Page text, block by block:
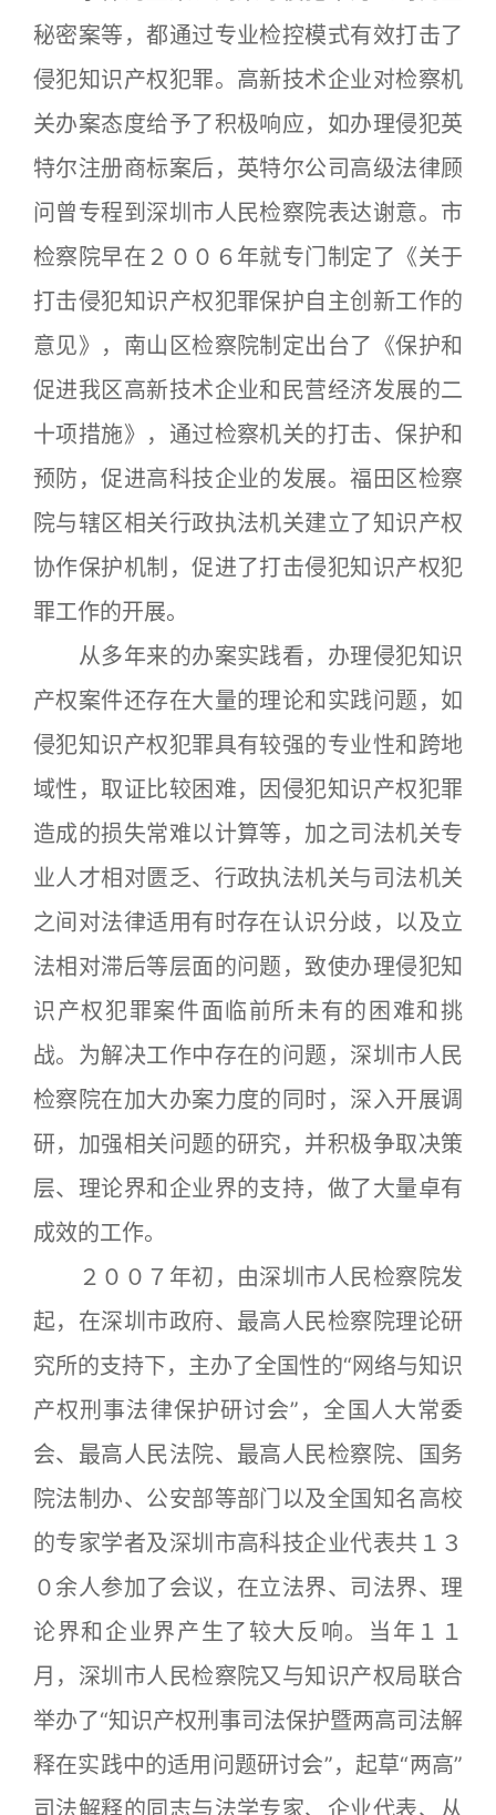
秘密案等，都通过专业检控模式有效打击了
侵犯知识产权犯罪。高新技术企业对检察机
关办案态度给予了积极响应，如办理侵犯英
特尔注册商标案后，英特尔公司高级法律顾
问曾专程到深圳市人民检察院表达谢意。市
检察院早在２００６年就专门制定了《关于
打击侵犯知识产权犯罪保护自主创新工作的
意见》，南山区检察院制定出台了《保护和
促进我区高新技术企业和民营经济发展的二
十项措施》，通过检察机关的打击、保护和
预防，促进高科技企业的发展。福田区检察
院与辖区相关行政执法机关建立了知识产权
协作保护机制，促进了打击侵犯知识产权犯
罪工作的开展。
从多年来的办案实践看，办理侵犯知识
产权案件还存在大量的理论和实践问题，如
侵犯知识产权犯罪具有较强的专业性和跨地
域性，取证比较困难，因侵犯知识产权犯罪
造成的损失常难以计算等，加之司法机关专
业人才相对匮乏、行政执法机关与司法机关
之间对法律适用有时存在认识分歧，以及立
法相对滞后等层面的问题，致使办理侵犯知
识产权犯罪案件面临前所未有的困难和挑
战。为解决工作中存在的问题，深圳市人民
检察院在加大办案力度的同时，深入开展调
研，加强相关问题的研究，并积极争取决策
层、理论界和企业界的支持，做了大量卓有
成效的工作。
２００７年初，由深圳市人民检察院发
起，在深圳市政府、最高人民检察院理论研
究所的支持下，主办了全国性的“网络与知识
产权刑事法律保护研讨会”，全国人大常委
会、最高人民法院、最高人民检察院、国务
院法制办、公安部等部门以及全国知名高校
的专家学者及深圳市高科技企业代表共１３
０余人参加了会议，在立法界、司法界、理
论界和企业界产生了较大反响。当年１１
月，深圳市人民检察院又与知识产权局联合
举办了“知识产权刑事司法保护暨两高司法解
释在实践中的适用问题研讨会”，起草“两高”
司法解释的同志与法学专家、企业代表、从